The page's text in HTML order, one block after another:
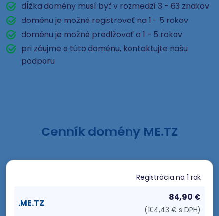
dĺžka domény musí byť v rozmedzí 3 - 63 znakov
doménu je možné registrovať na 1 - 5 rokov
doménu je možné predlžovať o 1 - 5 rokov
pri záujme o túto doménu, kontaktujte našu
podporu
Cenník domény ME.TZ
Registrácia na 1 rok
.ME.TZ
84,90 €
(104,43 € s DPH)